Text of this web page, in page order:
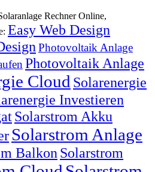
Rechner Online,
Easy Web Design
Photovoltaik Anlage
Photovoltaik Anlage
Cloud Solarenergie
Investieren
Solarstrom Akku
Solarstrom Anlage
Balkon Solarstrom